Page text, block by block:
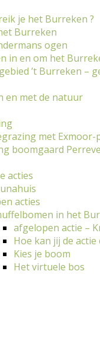
je het Burreken ?
Burreken
ogen
in en om het
’t Burreken –
en met de natuur
met Exmoor-
boomgaard
acties
acties
in het
afgelopen actie –
Hoe kan jij de
Kies je boom
Het virtuele bos